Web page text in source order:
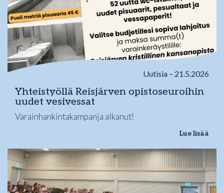
Uutisia – 21.5.2026
Yhteistyöllä Reisjärven opistoseuroihin
uudet vesivessat
Varainhankintakampanja alkanut!
Lue lisää